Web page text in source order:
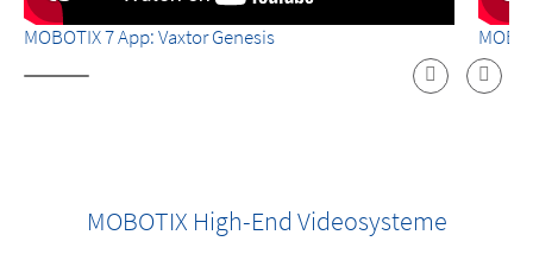
MOBOTIX 7 App: Vaxtor Genesis
MOBOTIX High-End Videosysteme